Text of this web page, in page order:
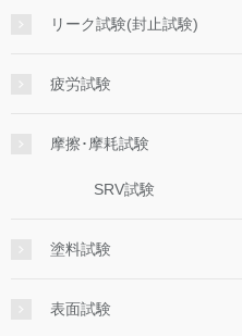
リーク試験(封止試験)
疲労試験
摩擦･摩耗試験
SRV試験
塗料試験
表面試験